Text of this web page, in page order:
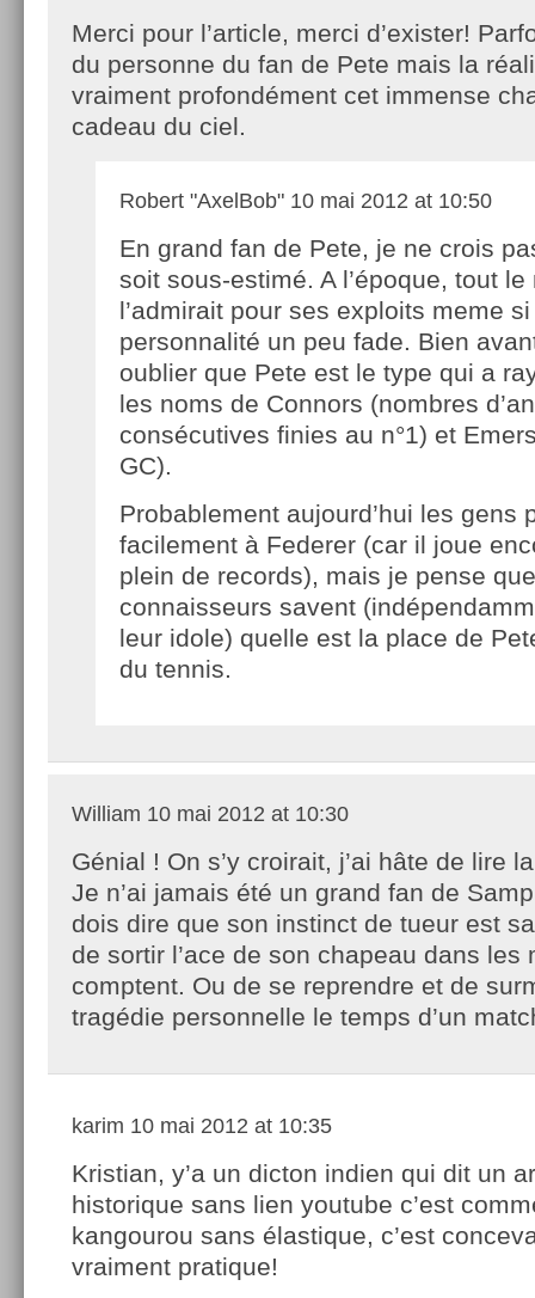
Merci pour l’article, merci d’exister!
du personne du fan de Pete mais la
vraiment profondément cet immense
cadeau du ciel.
Robert "AxelBob" 10 mai 2012 at 10:50
En grand fan de Pete, je ne crois
soit sous-estimé. A l’époque, tout le
l’admirait pour ses exploits meme
personnalité un peu fade. Bien
oublier que Pete est le type qui a
les noms de Connors (nombres
consécutives finies au n°1) et
GC).
Probablement aujourd’hui les gens
facilement à Federer (car il joue
plein de records), mais je pense
connaisseurs savent
leur idole) quelle est la place de
du tennis.
William 10 mai 2012 at 10:30
Génial ! On s’y croirait, j’ai hâte de lire
Je n’ai jamais été un grand fan de
dois dire que son instinct de tueur est
de sortir l’ace de son chapeau dans les
comptent. Ou de se reprendre et de
tragédie personnelle le temps d’un
karim 10 mai 2012 at 10:35
Kristian, y’a un dicton indien qui dit un
historique sans lien youtube c’est
kangourou sans élastique, c’est
vraiment pratique!